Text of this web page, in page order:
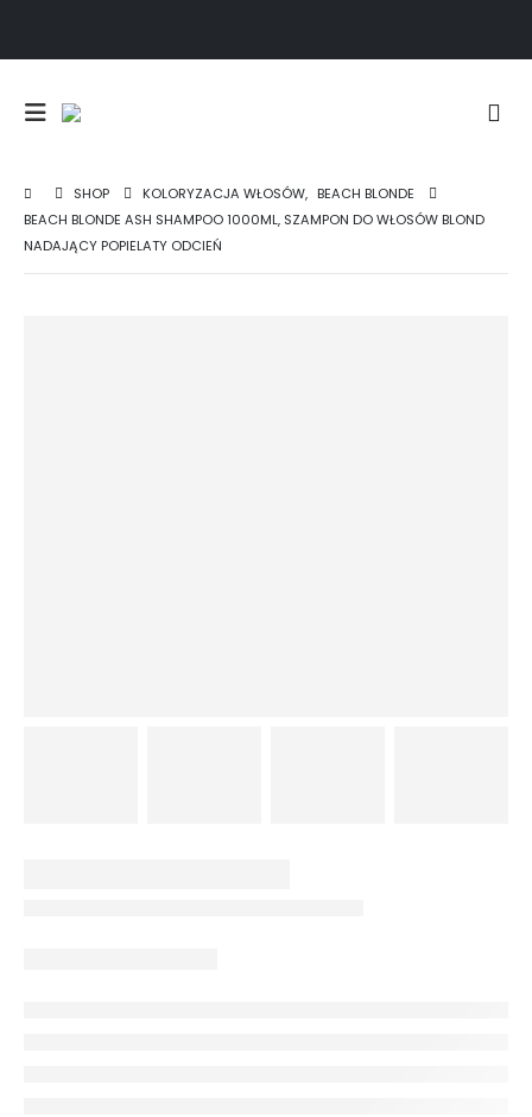
SHOP KOLORYZACJA WŁOSÓW, BEACH BLONDE
BEACH BLONDE ASH SHAMPOO 1000ML, SZAMPON DO WŁOSÓW BLOND
NADAJĄCY POPIELATY ODCIEŃ